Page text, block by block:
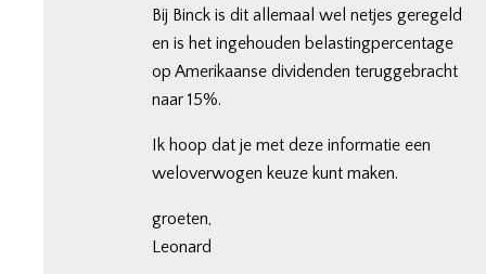
Bij Binck is dit allemaal wel netjes geregeld
en is het ingehouden belastingpercentage
op Amerikaanse dividenden teruggebracht
naar 15%.
Ik hoop dat je met deze informatie een
weloverwogen keuze kunt maken.
groeten,
Leonard